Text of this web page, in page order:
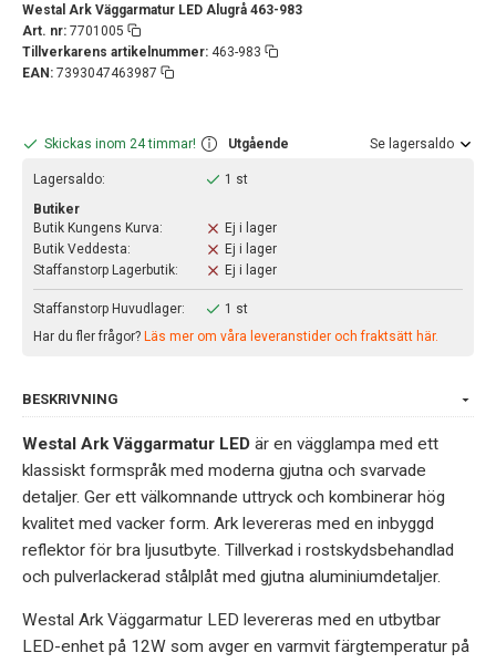
Westal Ark Väggarmatur LED Alugrå 463-983
Art. nr: 7701005
Tillverkarens artikelnummer: 463-983
EAN: 7393047463987
Skickas inom 24 timmar! Utgående Se lagersaldo
Lagersaldo:
1 st
Butiker
Butik Kungens Kurva:
Ej i lager
Butik Veddesta:
Ej i lager
Staffanstorp Lagerbutik:
Ej i lager
Staffanstorp Huvudlager:
1 st
Har du fler frågor? Läs mer om våra leveranstider och fraktsätt här.
BESKRIVNING
Westal Ark Väggarmatur LED är en vägglampa med ett
klassiskt formspråk med moderna gjutna och svarvade
detaljer. Ger ett välkomnande uttryck och kombinerar hög
kvalitet med vacker form. Ark levereras med en inbyggd
reflektor för bra ljusutbyte. Tillverkad i rostskydsbehandlad
och pulverlackerad stålplåt med gjutna aluminiumdetaljer.
Westal Ark Väggarmatur LED levereras med en utbytbar
LED-enhet på 12W som avger en varmvit färgtemperatur på